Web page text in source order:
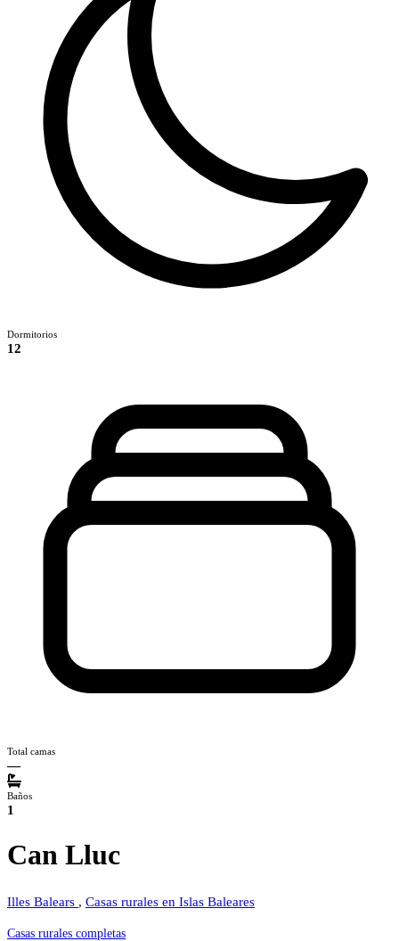
Dormitorios
12
Total camas
—
Baños
1
Can Lluc
Illes Balears , Casas rurales en Islas Baleares
Casas rurales completas